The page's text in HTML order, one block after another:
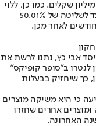
הסכם לרכישת 20% מקופיקס, לפי שווי של 105 מיליון שקלים. כמו כן, ללוי
תהיה אופציה לרכוש מניות נוספות בקופיקס, עד לשליטה של 50.01%
אבי כץ, נתנו לרשת את
לנטרו ב"סופר קופיקס"
לאחר מכן, כך שיחזיק בבעלות
כי היא משיקה מוצרים
אחרים שחזרו